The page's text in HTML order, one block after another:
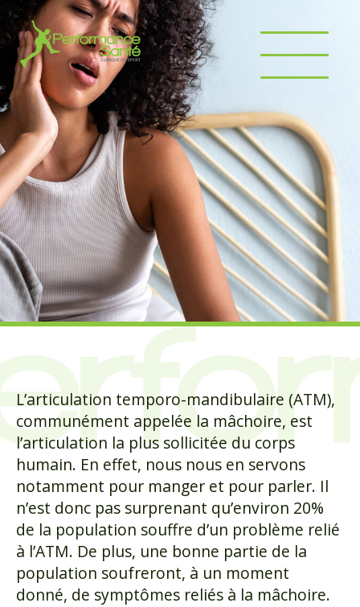
L’articulation temporo-mandibulaire (ATM),
communément appelée la mâchoire, est
l’articulation la plus sollicitée du corps
humain. En effet, nous nous en servons
notamment pour manger et pour parler. Il
n’est donc pas surprenant qu’environ 20%
de la population souffre d’un problème relié
à l’ATM. De plus, une bonne partie de la
population soufreront, à un moment
donné, de symptômes reliés à la mâchoire.